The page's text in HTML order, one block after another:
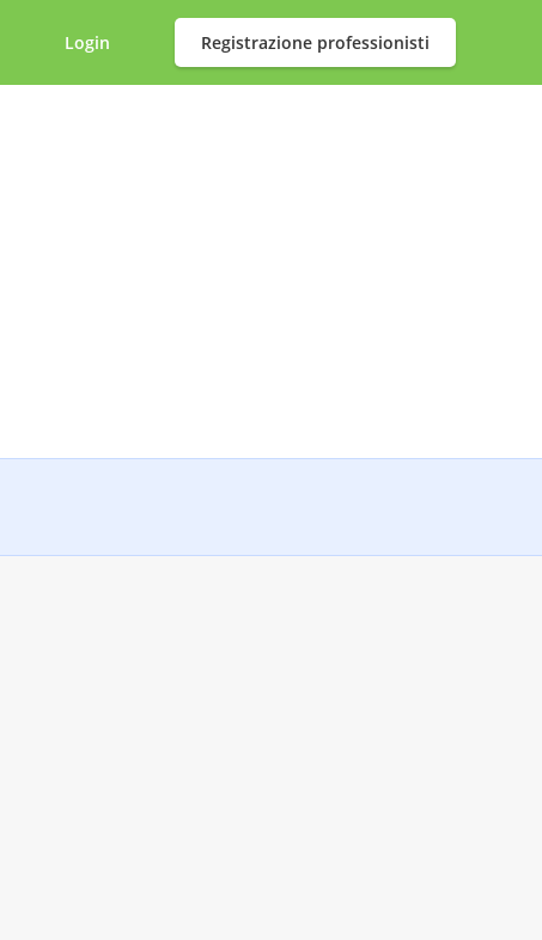
Login Registrazione professionisti